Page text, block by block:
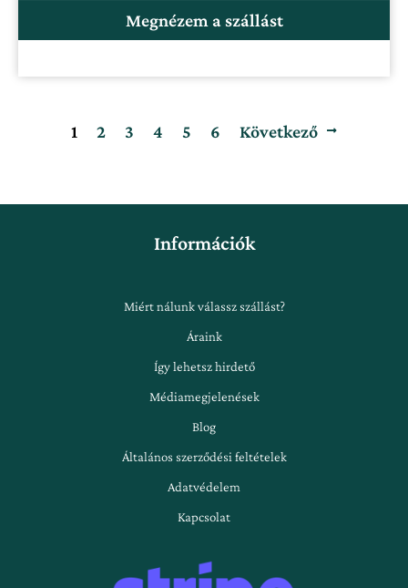
Megnézem a szállást
1 2 3 4 5 6 Következő
Információk
Miért nálunk válassz szállást?
Áraink
Így lehetsz hirdető
Médiamegjelenések
Blog
Általános szerződési feltételek
Adatvédelem
Kapcsolat